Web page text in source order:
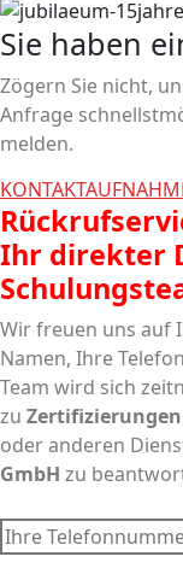
Sie haben
Zögern Sie nicht,
Anfrage
melden.
Ihr direkter
Wir freuen uns auf
Namen, Ihre
Team wird sich
zu Zertifizierungen
oder anderen
GmbH zu